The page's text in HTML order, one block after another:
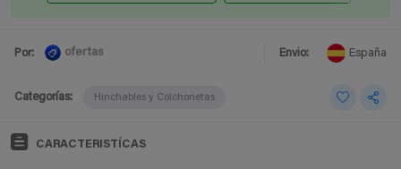
Por: ofertas Envio: España
Categorías: Hinchables y Colchonetas
CARACTERISTÍCAS